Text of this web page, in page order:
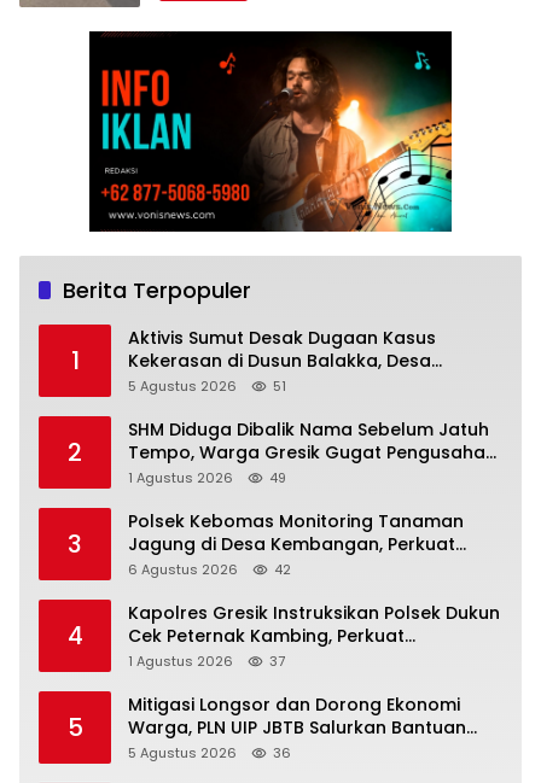
Berita Terpopuler
1
Aktivis Sumut Desak Dugaan Kasus
Kekerasan di Dusun Balakka, Desa
Gunung Malintang Diusut Tuntas
5 Agustus 2026 51
2
SHM Diduga Dibalik Nama Sebelum Jatuh
Tempo, Warga Gresik Gugat Pengusaha
Rokok dan Somasi Kepala Desa
1 Agustus 2026 49
3
Polsek Kebomas Monitoring Tanaman
Jagung di Desa Kembangan, Perkuat
Dukungan Ketahanan Pangan Nasional
6 Agustus 2026 42
4
Kapolres Gresik Instruksikan Polsek Dukun
Cek Peternak Kambing, Perkuat
Ketahanan Pangan Nasional
1 Agustus 2026 37
5
Mitigasi Longsor dan Dorong Ekonomi
Warga, PLN UIP JBTB Salurkan Bantuan
Konservasi 4.000 Pohon Aren Genjah Asal
5 Agustus 2026 36